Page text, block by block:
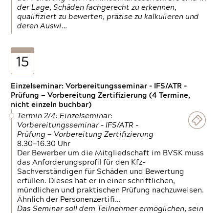
der Lage, Schäden fachgerecht zu erkennen,
qualifiziert zu bewerten, präzise zu kalkulieren und
deren Auswi…
15
Einzelseminar: Vorbereitungsseminar - IFS/ATR -
Prüfung — Vorbereitung Zertifizierung (4 Termine,
nicht einzeln buchbar)
Termin 2/4: Einzelseminar:
Vorbereitungsseminar - IFS/ATR -
Prüfung — Vorbereitung Zertifizierung
8.30—16.30 Uhr
Der Bewerber um die Mitgliedschaft im BVSK muss
das Anforderungsprofil für den Kfz-
Sachverständigen für Schäden und Bewertung
erfüllen. Dieses hat er in einer schriftlichen,
mündlichen und praktischen Prüfung nachzuweisen.
Ähnlich der Personenzertifi…
Das Seminar soll dem Teilnehmer ermöglichen, sein